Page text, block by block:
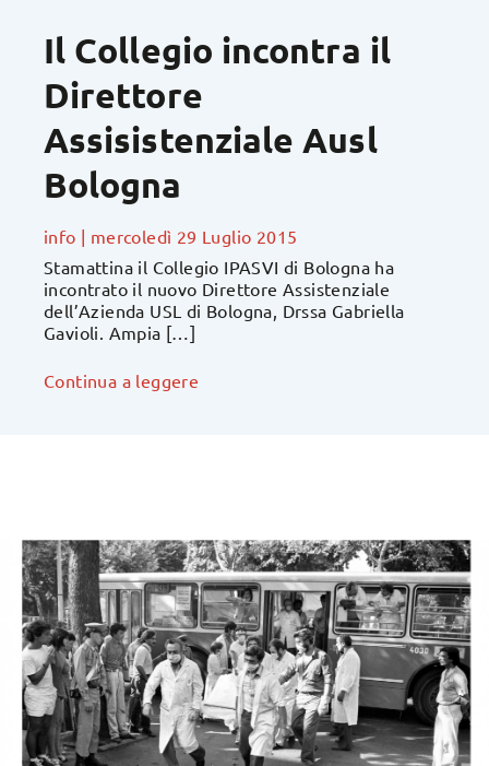
Il Collegio incontra il
Direttore
Assisistenziale Ausl
Bologna
info | mercoledì 29 Luglio 2015
Stamattina il Collegio IPASVI di Bologna ha
incontrato il nuovo Direttore Assistenziale
dell’Azienda USL di Bologna, Drssa Gabriella
Gavioli. Ampia […]
Continua a leggere